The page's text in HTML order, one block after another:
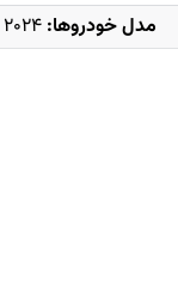
مدل خودروها: